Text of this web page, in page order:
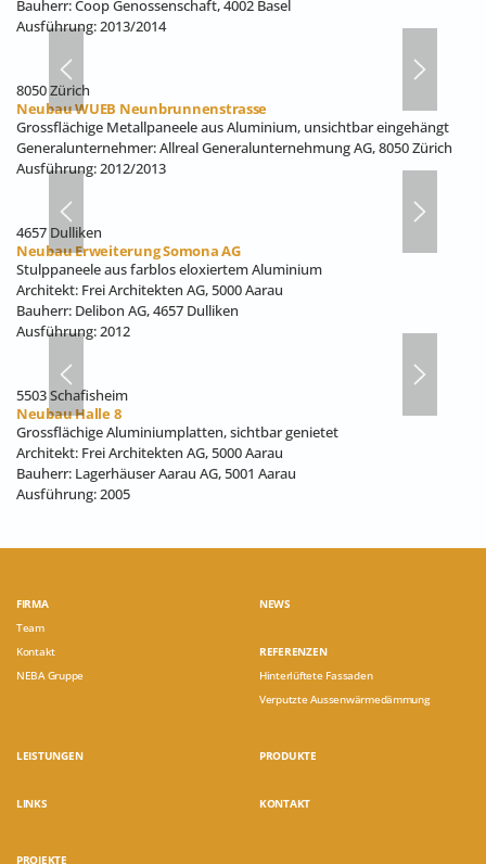
Bauherr: Coop Genossenschaft, 4002 Basel
Ausführung: 2013/2014
8050 Zürich
Neubau WUEB Neunbrunnenstrasse
Grossflächige Metallpaneele aus Aluminium, unsichtbar eingehängt
Generalunternehmer: Allreal Generalunternehmung AG, 8050 Zürich
Ausführung: 2012/2013
4657 Dulliken
Neubau Erweiterung Somona AG
Stulppaneele aus farblos eloxiertem Aluminium
Architekt: Frei Architekten AG, 5000 Aarau
Bauherr: Delibon AG, 4657 Dulliken
Ausführung: 2012
5503 Schafisheim
Neubau Halle 8
Grossflächige Aluminiumplatten, sichtbar genietet
Architekt: Frei Architekten AG, 5000 Aarau
Bauherr: Lagerhäuser Aarau AG, 5001 Aarau
Ausführung: 2005
FIRMA
Team
Kontakt
NEBA Gruppe
NEWS
REFERENZEN
Hinterlüftete Fassaden
Verputzte Aussenwärmedämmung
LEISTUNGEN
LINKS
PRODUKTE
KONTAKT
PROJEKTE